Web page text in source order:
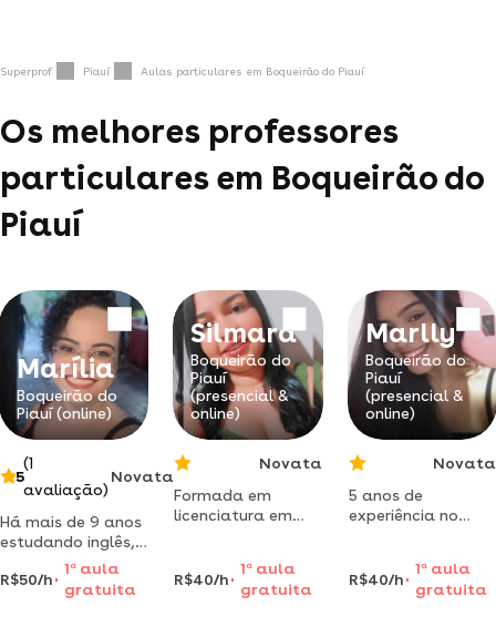
Superprof Piauí Aulas particulares em Boqueirão do Piauí
Os melhores professores
particulares em Boqueirão do
Piauí
Marília
Boqueirão do
Piauí (online)
5
(1
avaliação)
Novata
Há mais de 9 anos
estudando inglês,
encontrei a
solução para
destravá-lo em 2
R$50/h
1 aaula
gratuita
Silmara
Boqueirão do
Piauí
(presencial &
online)
Novata
Formada em
licenciatura em
educação a 8
anos. ensino
R$40/h
1 a aula
gratuita
Marlly
Boqueirão do
Piauí
(presencial &
online)
Novata
5 anos de
experiência no
médio,
trabalhando com
R$40/h
1 aaula
gratuita